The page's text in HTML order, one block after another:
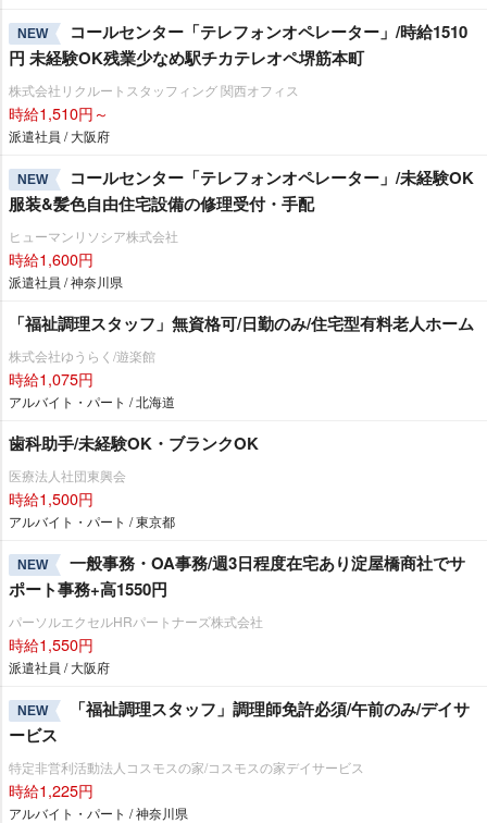
NEW
コールセンター「テレフォンオペレーター」/時給1510
円 未経験OK残業少なめ駅チカテレオペ堺筋本町
株式会社リクルートスタッフィング 関西オフィス
時給1,510円～
派遣社員 / 大阪府
NEW
コールセンター「テレフォンオペレーター」/未経験OK
服装&髪色自由住宅設備の修理受付・手配
ヒューマンリソシア株式会社
時給1,600円
派遣社員 / 神奈川県
「福祉調理スタッフ」無資格可/日勤のみ/住宅型有料老人ホーム
株式会社ゆうらく/遊楽館
時給1,075円
アルバイト・パート / 北海道
歯科助手/未経験OK・ブランクOK
医療法人社団東興会
時給1,500円
アルバイト・パート / 東京都
NEW
一般事務・OA事務/週3日程度在宅あり淀屋橋商社でサ
ポート事務+高1550円
パーソルエクセルHRパートナーズ株式会社
時給1,550円
派遣社員 / 大阪府
NEW
「福祉調理スタッフ」調理師免許必須/午前のみ/デイサ
ービス
特定非営利活動法人コスモスの家/コスモスの家デイサービス
時給1,225円
アルバイト・パート / 神奈川県